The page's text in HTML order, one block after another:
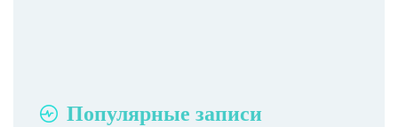
Популярные записи